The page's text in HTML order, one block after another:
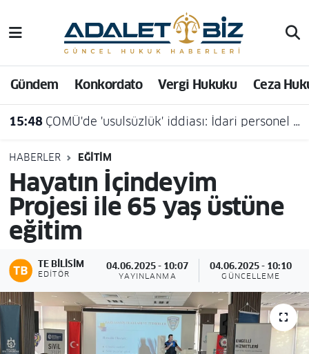
Gündem Konkordato Vergi Hukuku Ceza
15:48 ÇOMÜ'de 'usulsüzlük' iddiası: İdari personel açığa alındı
HABERLER EĞITIM
Hayatın İçindeyim
Projesi ile 65 yaş üstüne
eğitim
TE BILISIM
EDITÖR
04.06.2025 - 10:07
YAYINLANMA
04.06.2025 - 10:10
GÜNCELLEME
Hava Durumu
Trafik Durumu
Süper Lig Puan Durumu ve Fikstür
Tüm Manşetler
Son Dakika Haberleri
Haber Arşivi